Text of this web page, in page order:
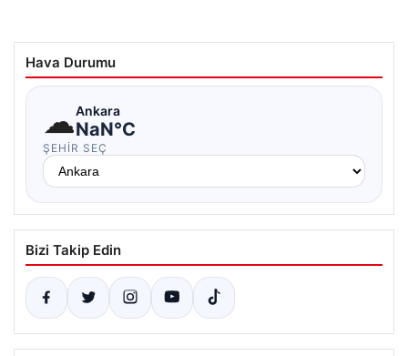
Hava Durumu
☁Ankara
NaN°C
ŞEHIR SEÇ
Bizi Takip Edin